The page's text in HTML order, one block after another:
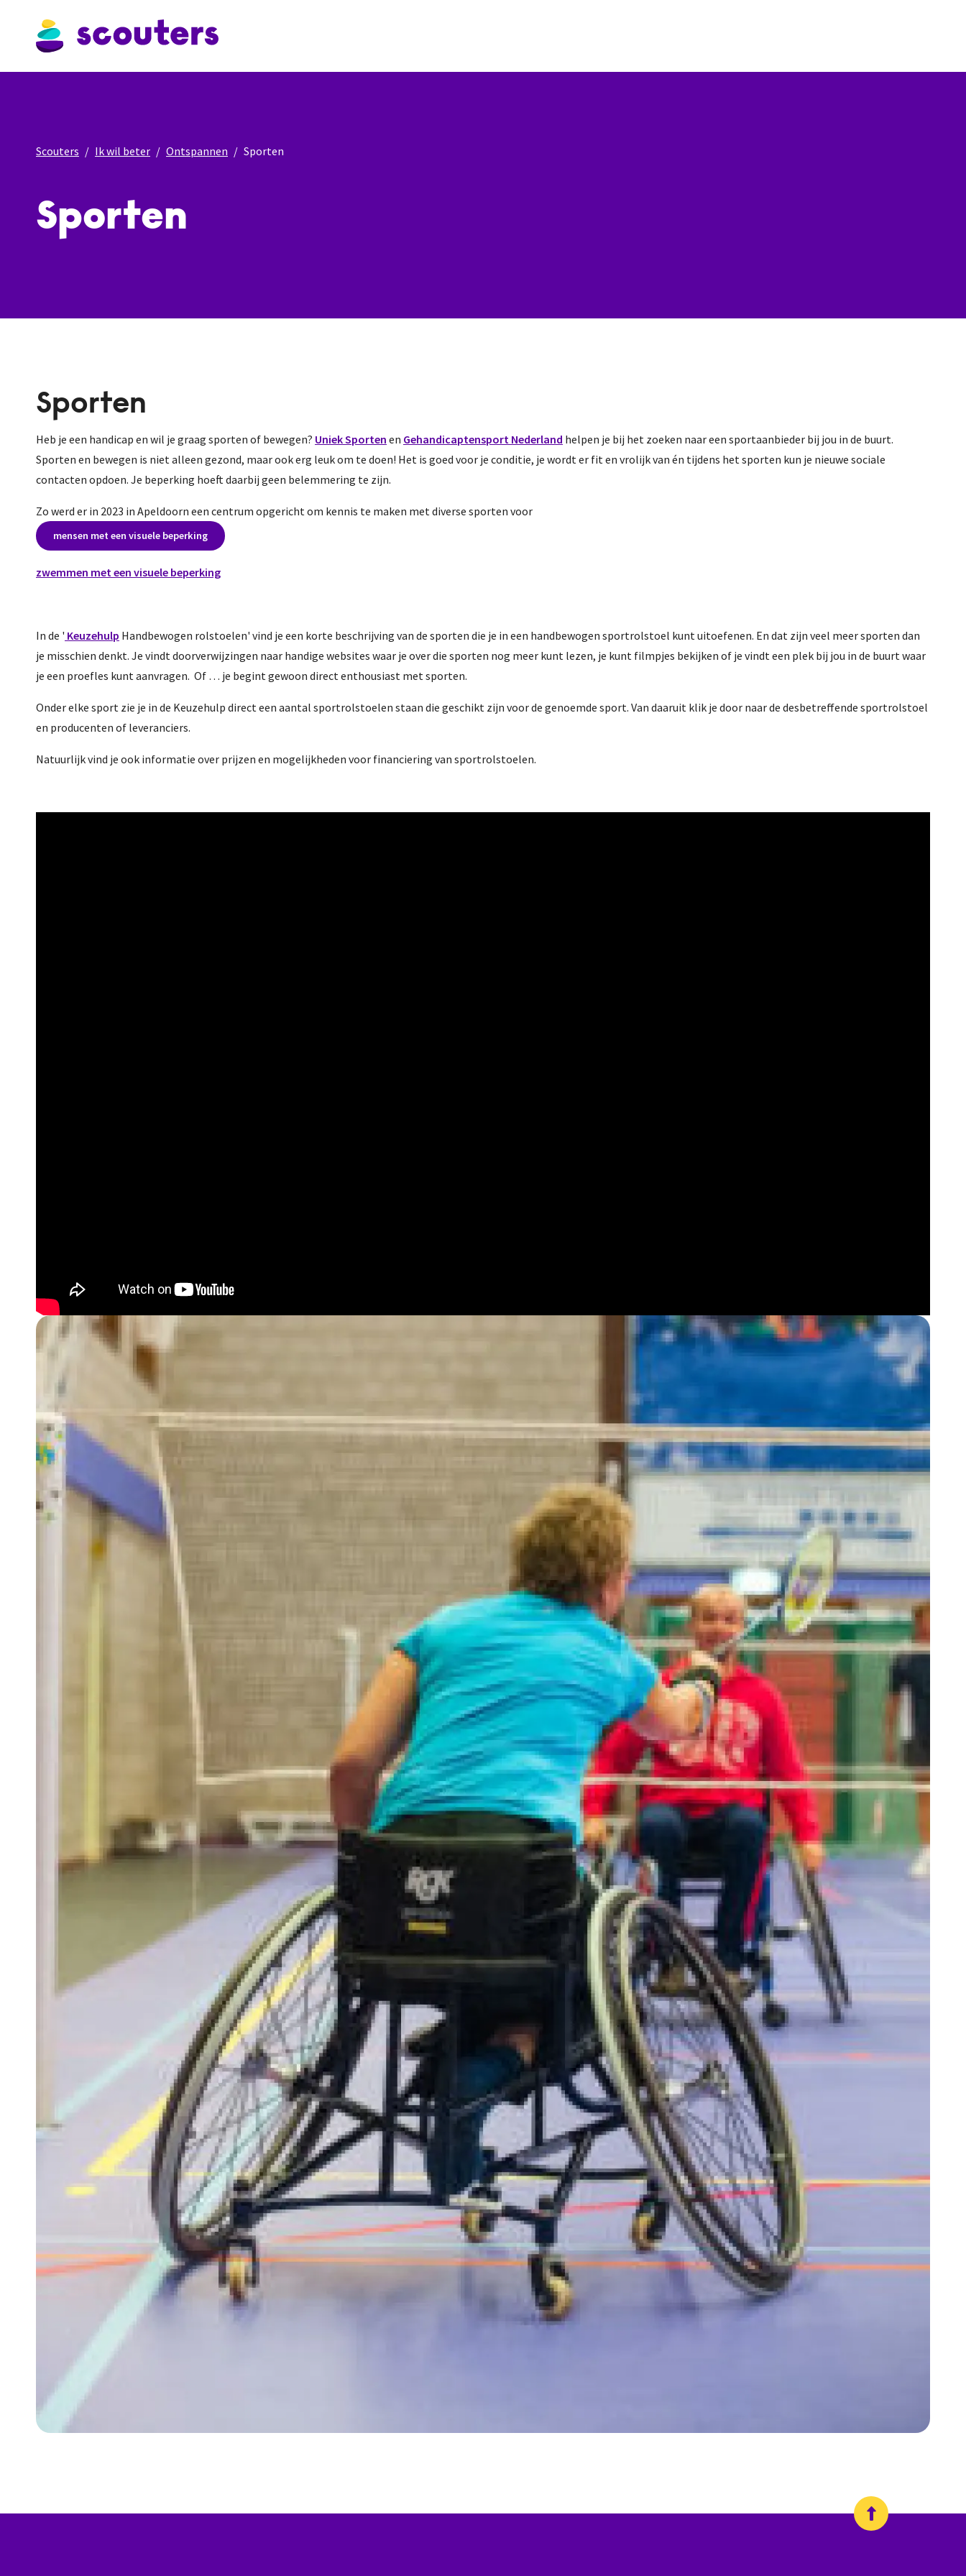
Scouters Ik wil beter Ontspannen Sporten
Sporten
Sporten
Heb je een handicap en wil je graag sporten of bewegen? Uniek Sporten en Gehandicaptensport Nederland helpen je bij het zoeken naar een sportaanbieder bij jou in de buurt.
Sporten en bewegen is niet alleen gezond, maar ook erg leuk om te doen! Het is goed voor je conditie, je wordt er fit en vrolijk van én tijdens het sporten kun je nieuwe sociale
contacten opdoen. Je beperking hoeft daarbij geen belemmering te zijn.
Zo werd er in 2023 in Apeldoorn een centrum opgericht om kennis te maken met diverse sporten voor
mensen met een visuele beperking
zwemmen met een visuele beperking
In de ' Keuzehulp Handbewogen rolstoelen' vind je een korte beschrijving van de sporten die je in een handbewogen sportrolstoel kunt uitoefenen. En dat zijn veel meer sporten dan
je misschien denkt. Je vindt doorverwijzingen naar handige websites waar je over die sporten nog meer kunt lezen, je kunt filmpjes bekijken of je vindt een plek bij jou in de buurt waar
je een proefles kunt aanvragen. Of … je begint gewoon direct enthousiast met sporten.
Onder elke sport zie je in de Keuzehulp direct een aantal sportrolstoelen staan die geschikt zijn voor de genoemde sport. Van daaruit klik je door naar de desbetreffende sportrolstoel
en producenten of leveranciers.
Natuurlijk vind je ook informatie over prijzen en mogelijkheden voor financiering van sportrolstoelen.